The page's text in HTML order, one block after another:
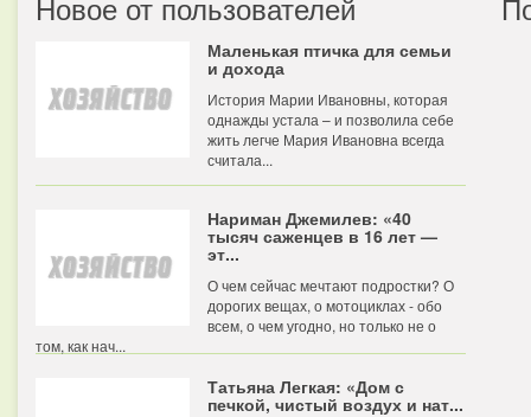
Маленькая птичка для семьи
и дохода
История Марии Ивановны, которая
однажды устала – и позволила себе
жить легче Мария Ивановна всегда
считала...
Нариман Джемилев: «40
тысяч саженцев в 16 лет —
эт...
О чем сейчас мечтают подростки? О
дорогих вещах, о мотоциклах - обо
всем, о чем угодно, но только не о
том, как нач...
Татьяна Легкая: «Дом с
печкой, чистый воздух и нат...